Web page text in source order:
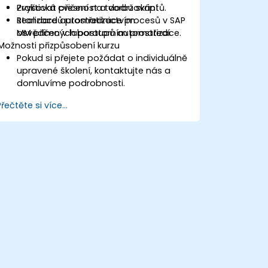
Zvyšovat přesnost a dodržování
standardů prostřednictvím
osvědčených postupů automatizace.
Praktická cvičení na tvorbu skriptů.
Realizace automatizace procesů v SAP
MM přímo v laboratorním prostředí.
přizpůsobení kurzu
Pokud si přejete požádat o individuálně
upravené školení, kontaktujte nás a
domluvíme podrobnosti.
si více...